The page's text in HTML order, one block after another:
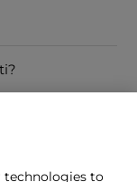
technologies to